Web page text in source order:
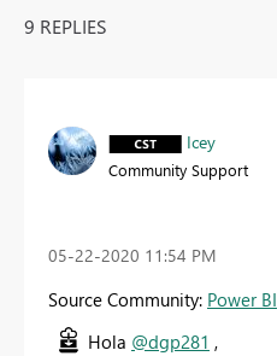
9 REPLIES
Icey
Community Support
‎05-22-2020 11:54 PM
Source Community: Power BI
Hola @dgp281 ,